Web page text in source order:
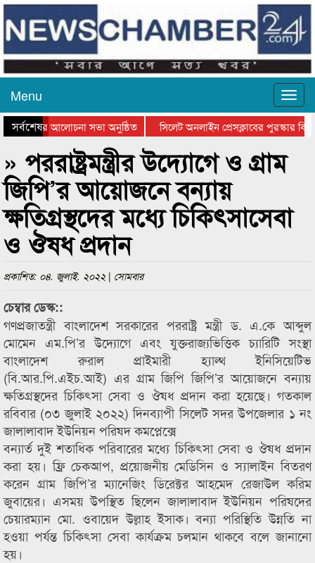
Menu
সর্বশেষ
দিবসের আলোচনা সভা অনুষ্ঠিত
সিলেট অনলাইন প্রেসক্লাবের পুরস্কার
সভা ও সম্মাননা প্রদান
কানাইঘাটের কিশোর আহাদের খুনি
» পররাষ্ট্রমন্ত্রীর উদ্যোগে ও গ্রাম
জিপি’র আয়োজনে বন্যায়
ক্ষতিগ্রস্থদের মধ্যে চিকিৎসাসেবা
ও ঔষধ প্রদান
প্রকাশিত: ০৪. জুলাই. ২০২২ | সোমবার
চেম্বার ডেস্ক::
গণপ্রজাতন্ত্রী বাংলাদেশ সরকারের পররাষ্ট্র মন্ত্রী ড. এ.কে আব্দুল
মোমেন এম.পি’র উদ্যোগে এবং যুক্তরাজ্যভিত্তিক চ্যারিটি সংস্থা
বাংলাদেশ রুরাল প্রাইমারী হ্যাল্থ ইনিসিয়েটিভ
(বি.আর.পি.এইচ.আই) এর গ্রাম জিপি জিপি’র আয়োজনে বন্যায়
ক্ষতিগ্রস্থদের চিকিৎসা সেবা ও ঔষধ প্রদান করা হয়েছে। গতকাল
রবিবার (০৩ জুলাই ২০২২) দিনব্যাপী সিলেট সদর উপজেলার ১ নং
জালালাবাদ ইউনিয়ন পরিষদ কমপ্লেক্সে
বন্যার্ত দুই শতাধিক পরিবারের মধ্যে চিকিৎসা সেবা ও ঔষধ প্রদান
করা হয়। ফ্রি চেকআপ, প্রয়োজনীয় মেডিসিন ও স্যালাইন বিতরণ
করেন গ্রাম জিপি’র ম্যানেজিং ডিরেক্টর আহমেদ রেজাউল করিম
জুবায়ের। এসময় উপস্থিত ছিলেন জালালাবাদ ইউনিয়ন পরিষদের
চেয়ারম্যান মো. ওবায়েদ উল্লাহ ইসাক। বন্যা পরিস্থিতি উন্নতি না
হওয়া পর্যন্ত চিকিৎসা সেবা কার্যক্রম চলমান থাকবে বলে জানানো
হয়।